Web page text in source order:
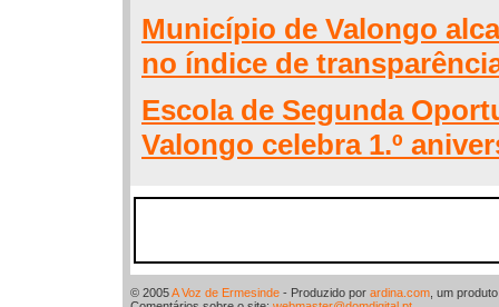
Município de Valongo
no índice de
Escola de Segunda
Valongo celebra 1.º
© 2005A Voz de Ermesinde - Produzido por ardina.com , um